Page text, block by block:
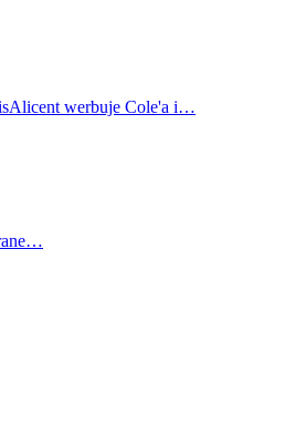
werbuje Cole'a i…